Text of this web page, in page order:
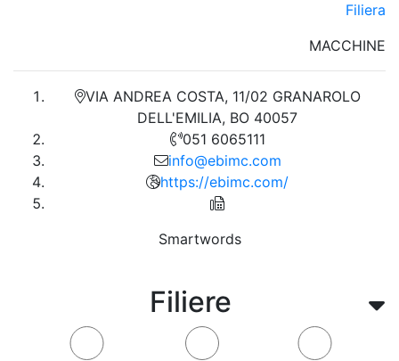
Filiere
Filiera
MACCHINE
VIA ANDREA COSTA, 11/02 GRANAROLO
DELL'EMILIA, BO 40057
051 6065111
info@ebimc.com
https://ebimc.com/
Smartwords